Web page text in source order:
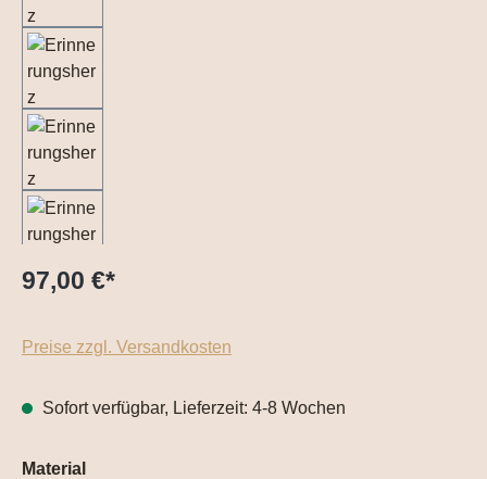
97,00 €*
Preise zzgl. Versandkosten
Sofort verfügbar, Lieferzeit: 4-8 Wochen
Materialauswählen